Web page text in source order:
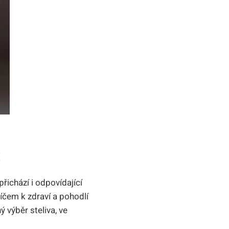
i odpovídající
k zdraví a pohodlí
výběr steliva, ve